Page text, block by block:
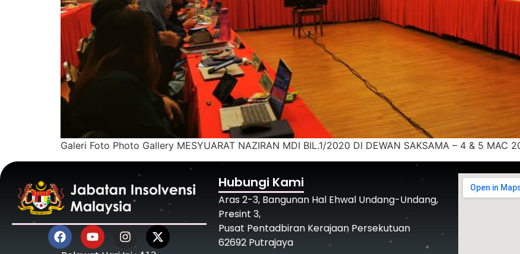
Galeri Foto Photo Gallery MESYUARAT NAZIRAN MDI BIL.1/2020 DI DEWAN SAKSAMA – 4 & 5 MAC
Hubungi Kami
Aras 2-3, Bangunan Hal Ehwal Undang-Undang,
Presint 3,
Pusat Pentadbiran Kerajaan Persekutuan
62692 Putrajaya